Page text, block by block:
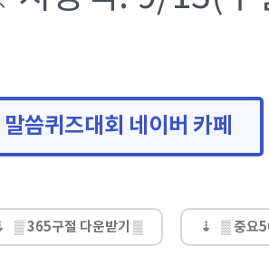
말씀퀴즈대회 네이버 카페
▒ 365구절 다운받기 ▒ ▒ 중요